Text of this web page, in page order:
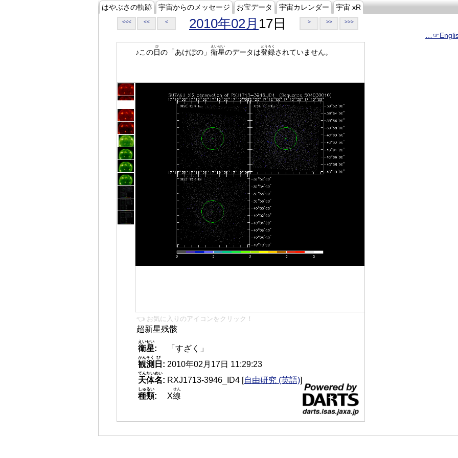
はやぶさの軌跡 宇宙からのメッセージ お宝データ 宇宙カレンダー 宇宙 xR
<<< << < 2010年02月 17日 > >> >>>
♪この日
ひ
の「あけぼの」 衛星
えいせい
のデータは登録
とうろく
されていません。
👈 お気に入りのアイコンをクリック！
超新星残骸
衛星
えいせい
:
「すざく」
観測
かんそく
日
び
: 2010年02月17日 11:29:23
天体名
てんたいめい
: RXJ1713-3946_ID4 [自由研究 (英語)]
種類
しゅるい
: X線
せん